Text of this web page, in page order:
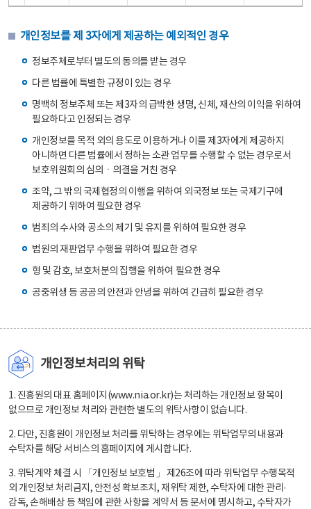
개인정보를 제 3자에게 제공하는 예외적인 경우
정보주체로부터 별도의 동의를 받는 경우
다른 법률에 특별한 규정이 있는 경우
명백히 정보주체 또는 제3자의 급박한 생명, 신체, 재산의 이익을 위하여
필요하다고 인정되는 경우
개인정보를 목적 외의 용도로 이용하거나 이를 제3자에게 제공하지
아니하면 다른 법률에서 정하는 소관 업무를 수행할 수 없는 경우로서
보호위원회의 심의ㆍ의결을 거친 경우
조약, 그 밖의 국제협정의 이행을 위하여 외국정보 또는 국제기구에
제공하기 위하여 필요한 경우
범죄의 수사와 공소의 제기 및 유지를 위하여 필요한 경우
법원의 재판업무 수행을 위하여 필요한 경우
형 및 감호, 보호처분의 집행을 위하여 필요한 경우
공중위생 등 공공의 안전과 안녕을 위하여 긴급히 필요한 경우
개인정보처리의 위탁
1. 진흥원의 대표 홈페이지(www.nia.or.kr)는 처리하는 개인정보 항목이
없으므로 개인정보 처리와 관련한 별도의 위탁사항이 없습니다.
2. 다만, 진흥원이 개인정보 처리를 위탁하는 경우에는 위탁업무의 내용과
수탁자를 해당 서비스의 홈페이지에 게시합니다.
3. 위탁계약 체결 시 「개인정보 보호법」 제26조에 따라 위탁업무 수행목적
외 개인정보 처리금지, 안전성 확보조치, 재위탁 제한, 수탁자에 대한 관리·
감독, 손해배상 등 책임에 관한 사항을 계약서 등 문서에 명시하고, 수탁자가